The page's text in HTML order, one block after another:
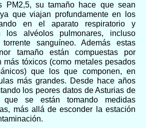
PM2,5, su tamaño hace que sean
que viajan profundamente en los
en el aparato respiratorio y
los alvéolos pulmonares, incluso
sanguíneo. Además estas
tamaño están compuestas por
más tóxicos (como metales pesados
que los que componen, en
más grandes. Desde hace años
los peores datos de Asturias de
se están tomando medidas
más allá de esconder la estación